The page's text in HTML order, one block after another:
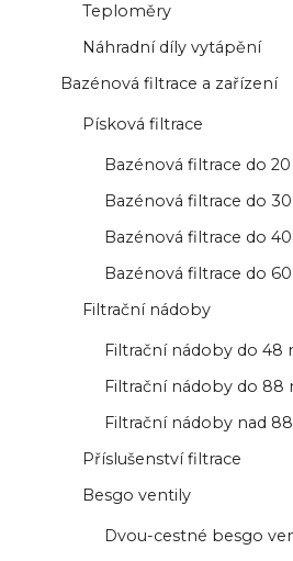
Teploměry
Náhradní díly vytápění
Bazénová filtrace a zařízení
Písková filtrace
Bazénová filtrace do
Bazénová filtrace do
Bazénová filtrace do
Bazénová filtrace do
Filtrační nádoby
Filtrační nádoby do 48
Filtrační nádoby do 88
Filtrační nádoby nad
Příslušenství filtrace
Besgo ventily
Dvou-cestné besgo